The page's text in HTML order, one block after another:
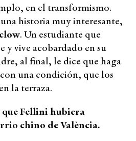
en el transformismo.
historia muy interesante,
. Un estudiante que
y vive acobardado en su
al final, le dice que haga
una condición, que los
la terraza.
Fellini hubiera
chino de València.